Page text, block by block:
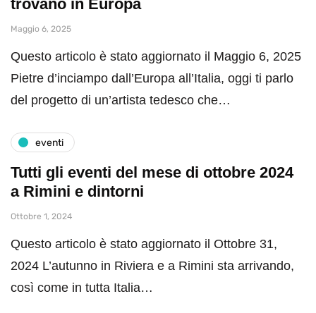
trovano in Europa
Maggio 6, 2025
Questo articolo è stato aggiornato il Maggio 6, 2025
Pietre d’inciampo dall’Europa all’Italia, oggi ti parlo
del progetto di un’artista tedesco che…
eventi
Tutti gli eventi del mese di ottobre 2024
a Rimini e dintorni
Ottobre 1, 2024
Questo articolo è stato aggiornato il Ottobre 31,
2024 L’autunno in Riviera e a Rimini sta arrivando,
così come in tutta Italia…